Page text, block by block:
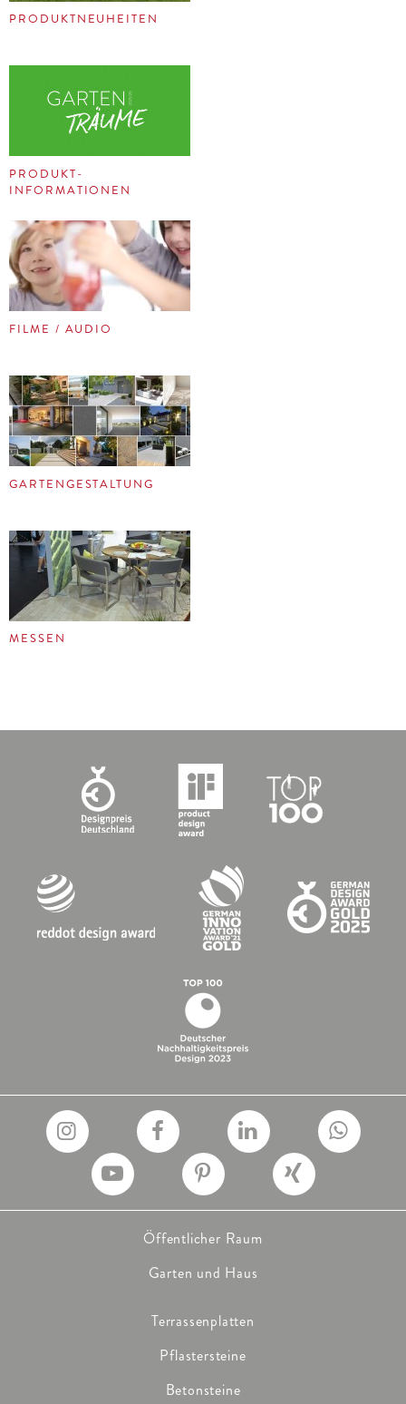
PRODUKTNEUHEITEN
PRODUKT-
INFORMATIONEN
FILME / AUDIO
GARTENGESTALTUNG
MESSEN
Öffentlicher Raum
Garten und Haus
Terrassenplatten
Pflastersteine
Betonsteine